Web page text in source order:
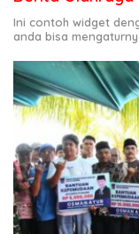
Ini contoh widget
anda bisa